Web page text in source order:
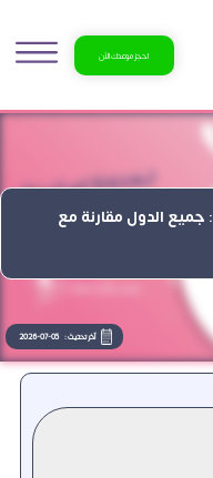
احجز موعدك الآن
تكلفة استبدال مفصل الورك 2026: جميع الدول مقارنة مع
آخر تحديث : 2026-07-05